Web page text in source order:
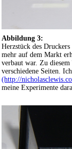
Abbildung 3:
Herzstück des
mehr auf dem Markt
verbaut war. Zu
verschiedene Seiten.
(http://
meine Experimente